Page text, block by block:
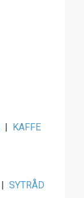
| KAFFE
| SYTRÅD